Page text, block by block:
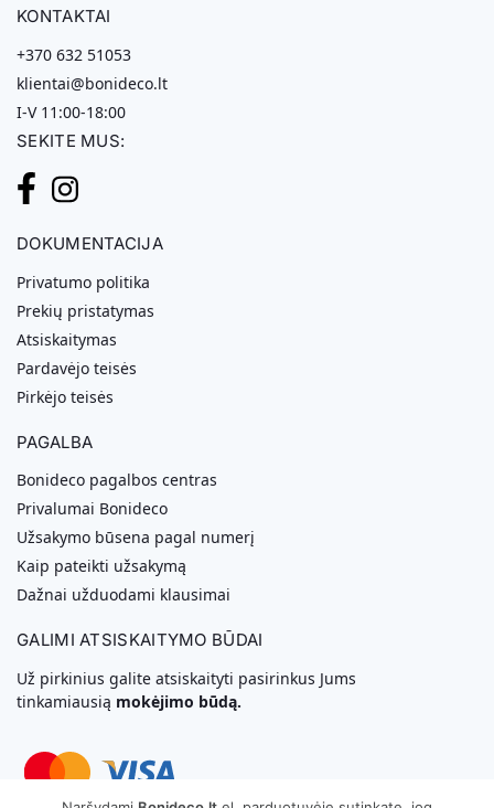
KONTAKTAI
+370 632 51053
klientai@bonideco.lt
I-V 11:00-18:00
SEKITE MUS:
DOKUMENTACIJA
Privatumo politika
Prekių pristatymas
Atsiskaitymas
Pardavėjo teisės
Pirkėjo teisės
PAGALBA
Bonideco pagalbos centras
Privalumai Bonideco
Užsakymo būsena pagal numerį
Kaip pateikti užsakymą
Dažnai užduodami klausimai
GALIMI ATSISKAITYMO BŪDAI
Už pirkinius galite atsiskaityti pasirinkus Jums
tinkamiausią mokėjimo būdą.